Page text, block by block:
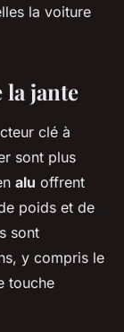
la voiture
la jante
clé à
sont plus
alu offrent
poids et de
sont
y compris le
touche